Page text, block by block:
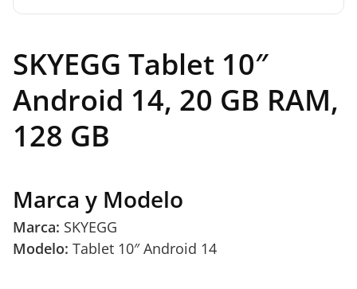
SKYEGG Tablet 10″
Android 14, 20 GB RAM,
128 GB
Marca y Modelo
Marca: SKYEGG
Modelo: Tablet 10″ Android 14